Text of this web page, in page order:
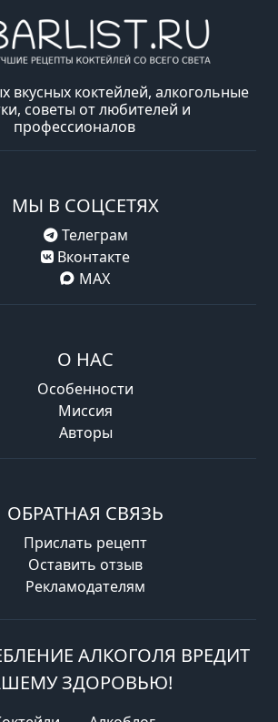
вкусных коктейлей, алкогольные
советы от любителей и
профессионалов
МЫ В СОЦСЕТЯХ
Телеграм
Вконтакте
MAX
О НАС
Особенности
Миссия
Авторы
ОБРАТНАЯ СВЯЗЬ
Прислать рецепт
Оставить отзыв
Рекламодателям
АЛКОГОЛЯ ВРЕДИТ
ЗДОРОВЬЮ!